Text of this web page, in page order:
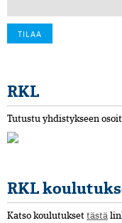
RKL
Tutustu yhdistykseen
RKL
Katso koulutukset tästä